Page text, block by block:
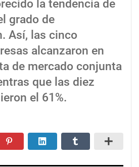
la tendencia de
grado de
Así, las cinco
alcanzaron en
de mercado conjunta
que las diez
el 61%.